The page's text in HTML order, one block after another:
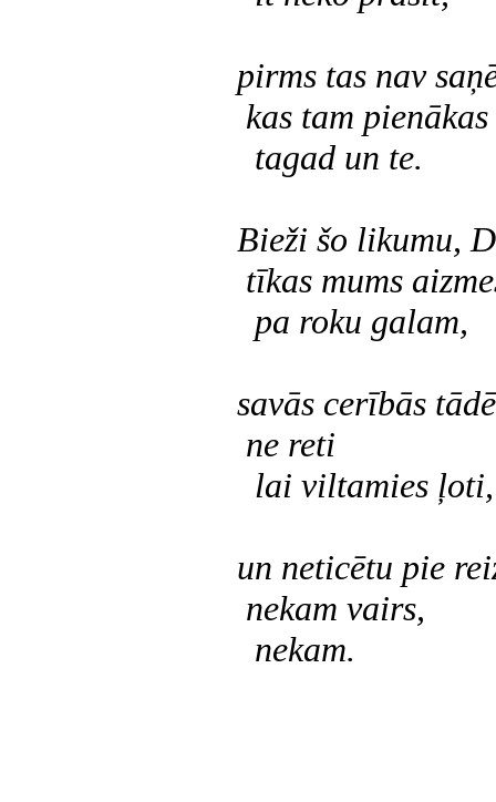
pirms tas nav
kas tam pienākas
tagad un te.
Bieži šo likumu,
tīkas mums
pa roku galam,
savās cerībās
ne reti
lai viltamies ļoti,
un neticētu pie
nekam vairs,
nekam.